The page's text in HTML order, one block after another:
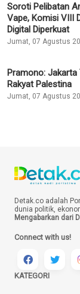
Soroti Pelibatan
Vape, Komisi VIII
Digital Diperkuat
Jumat, 07 Agustus
Pramono: Jakarta
Rakyat Palestina
Jumat, 07 Agustus
Detak.co adalah
dunia politik,
Mengabarkan dari
Connect with us!
KATEGORI